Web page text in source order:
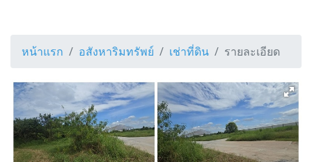
หน้าแรก อสังหาริมทรัพย์ เช่าที่ดิน รายละเอียด